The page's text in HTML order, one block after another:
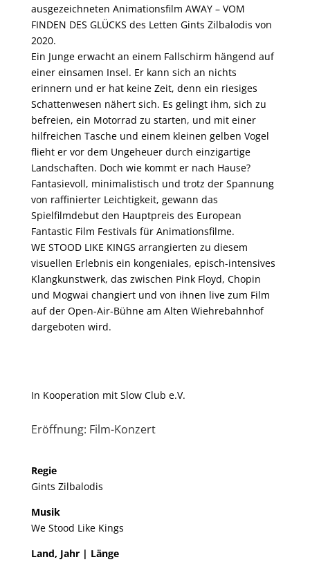
ausgezeichneten Animationsfilm AWAY – VOM
FINDEN DES GLÜCKS des Letten Gints Zilbalodis von
2020.
Ein Junge erwacht an einem Fallschirm hängend auf
einer einsamen Insel. Er kann sich an nichts
erinnern und er hat keine Zeit, denn ein riesiges
Schattenwesen nähert sich. Es gelingt ihm, sich zu
befreien, ein Motorrad zu starten, und mit einer
hilfreichen Tasche und einem kleinen gelben Vogel
flieht er vor dem Ungeheuer durch einzigartige
Landschaften. Doch wie kommt er nach Hause?
Fantasievoll, minimalistisch und trotz der Spannung
von raffinierter Leichtigkeit, gewann das
Spielfilmdebut den Hauptpreis des European
Fantastic Film Festivals für Animationsfilme.
WE STOOD LIKE KINGS arrangierten zu diesem
visuellen Erlebnis ein kongeniales, episch-intensives
Klangkunstwerk, das zwischen Pink Floyd, Chopin
und Mogwai changiert und von ihnen live zum Film
auf der Open-Air-Bühne am Alten Wiehrebahnhof
dargeboten wird.
In Kooperation mit Slow Club e.V.
Eröffnung: Film-Konzert
Regie
Gints Zilbalodis
Musik
We Stood Like Kings
Land, Jahr | Länge